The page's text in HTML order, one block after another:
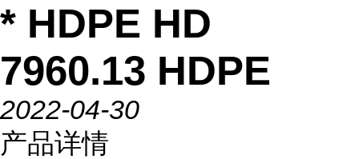
* HDPE HD
7960.13 HDPE
2022-04-30
产品详情